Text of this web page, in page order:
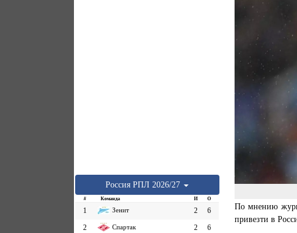
Россия РПЛ 2026/27
# Команда И О
1 Зенит 2
6
2
Спартак 2
6
По мнению
привезти в